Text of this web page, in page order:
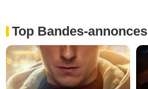
Top Bandes-annonces